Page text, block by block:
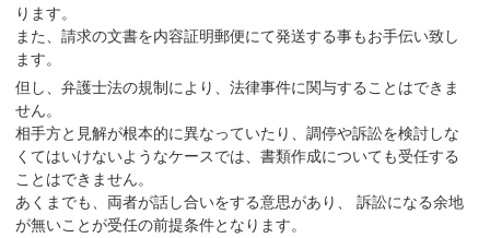
ります。
また、請求の文書を内容証明郵便にて発送する事もお手伝い致し
ます。
但し、弁護士法の規制により、法律事件に関与することはできま
せん。
相手方と見解が根本的に異なっていたり、調停や訴訟を検討しな
くてはいけないようなケースでは、書類作成についても受任する
ことはできません。
あくまでも、両者が話し合いをする意思があり、 訴訟になる余地
が無いことが受任の前提条件となります。